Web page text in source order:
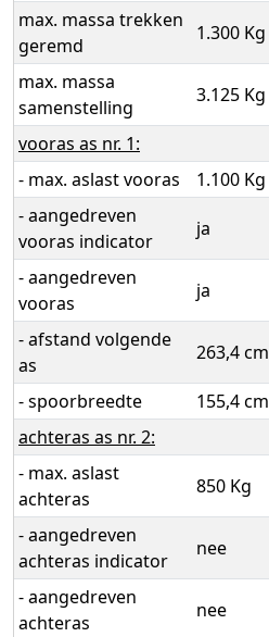
max. massa trekken
geremd
1.300 Kg
max. massa
samenstelling
3.125 Kg
vooras as nr. 1:
- max. aslast vooras
1.100 Kg
- aangedreven
vooras indicator
ja
- aangedreven
vooras
ja
- afstand volgende
as
263,4 cm
- spoorbreedte
155,4 cm
achteras as nr. 2:
- max. aslast
achteras
850 Kg
- aangedreven
achteras indicator
nee
- aangedreven
achteras
nee